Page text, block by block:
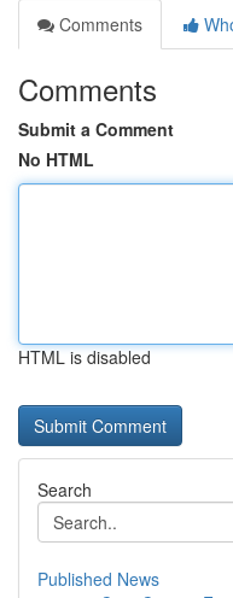
Comments
Comments
Submit a Comment
No HTML
HTML is disabled
Search
Published News